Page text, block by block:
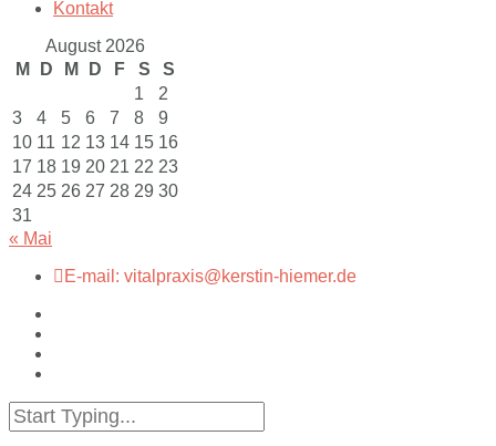
Kontakt
August 2026
M
D M D F S
S
1
2
3
4 5 6 7 8
9
10 11 12 13 14 15 16
17 18 19 20 21 22 23
24 25 26 27 28 29 30
31
« Mai
E-mail: vitalpraxis@kerstin-hiemer.de